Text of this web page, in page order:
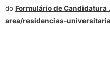
do Formulário de Candidatura
area/residencias-